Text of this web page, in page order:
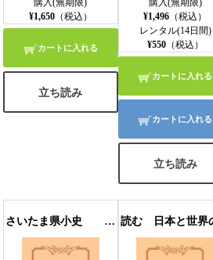
購入(無期限)
¥1,650（税込）
カートに入れる
立ち読み
購入(無期限)
¥1,496 （税込）
レンタル(14日間)
¥550（税込）
カートに入れる
カートに入れる
立ち読み
さいたま県小史 ー発展と社会・政治史略 ＆芸術劇場余聞ー 付録 埼玉県戦後史年表